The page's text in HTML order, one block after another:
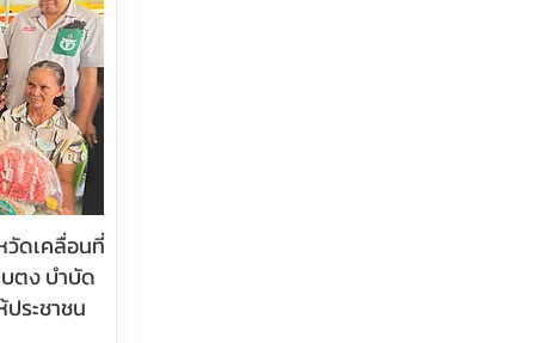
วัดเคลื่อนที่
บตง บำบัด
ระชาชน